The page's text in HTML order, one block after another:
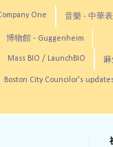
One 音樂 - 中華
博物館 - Guggenheim
Mass BIO / LaunchBIO
Boston City Councilor's